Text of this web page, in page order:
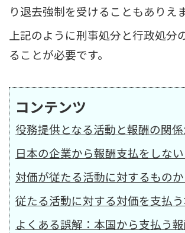
り退去強制を受けることもありえま
上記のように刑事処分と行政処分
ることが必要です。
コンテンツ
役務提供となる活動と報酬の関
日本の企業から報酬支払をしな
対価が従たる活動に対するもの
従たる活動に対する対価を支払
よくある誤解：本国から支払う